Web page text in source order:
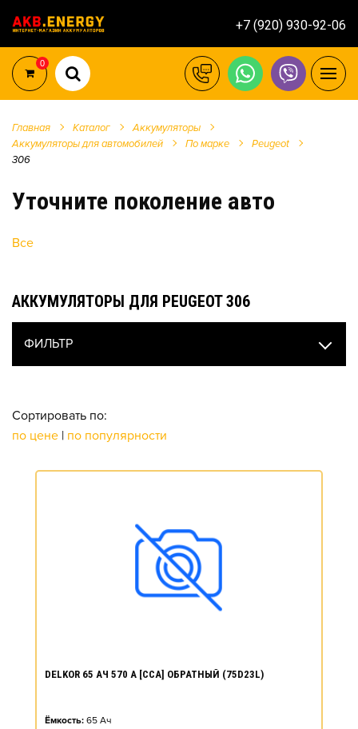
+7 (920) 930-92-06
0
Главная Каталог
Аккумуляторы
Аккумуляторы для автомобилей
По марке
Peugeot
306
Уточните поколение авто
Все
АККУМУЛЯТОРЫ ДЛЯ PEUGEOT 306
ФИЛЬТР
Сортировать по:
по цене | по популярности
DELKOR 65 АЧ 570 А [CCA] ОБРАТНЫЙ (75D23L)
Ёмкость: 65 Ач